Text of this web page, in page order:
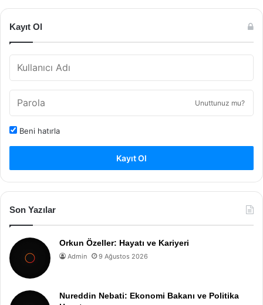
Kayıt Ol
Unuttunuz mu?
Beni hatırla
Kayıt Ol
Son Yazılar
Orkun Özeller: Hayatı ve Kariyeri
Admin 9 Ağustos 2026
Nureddin Nebati: Ekonomi Bakanı ve Politika